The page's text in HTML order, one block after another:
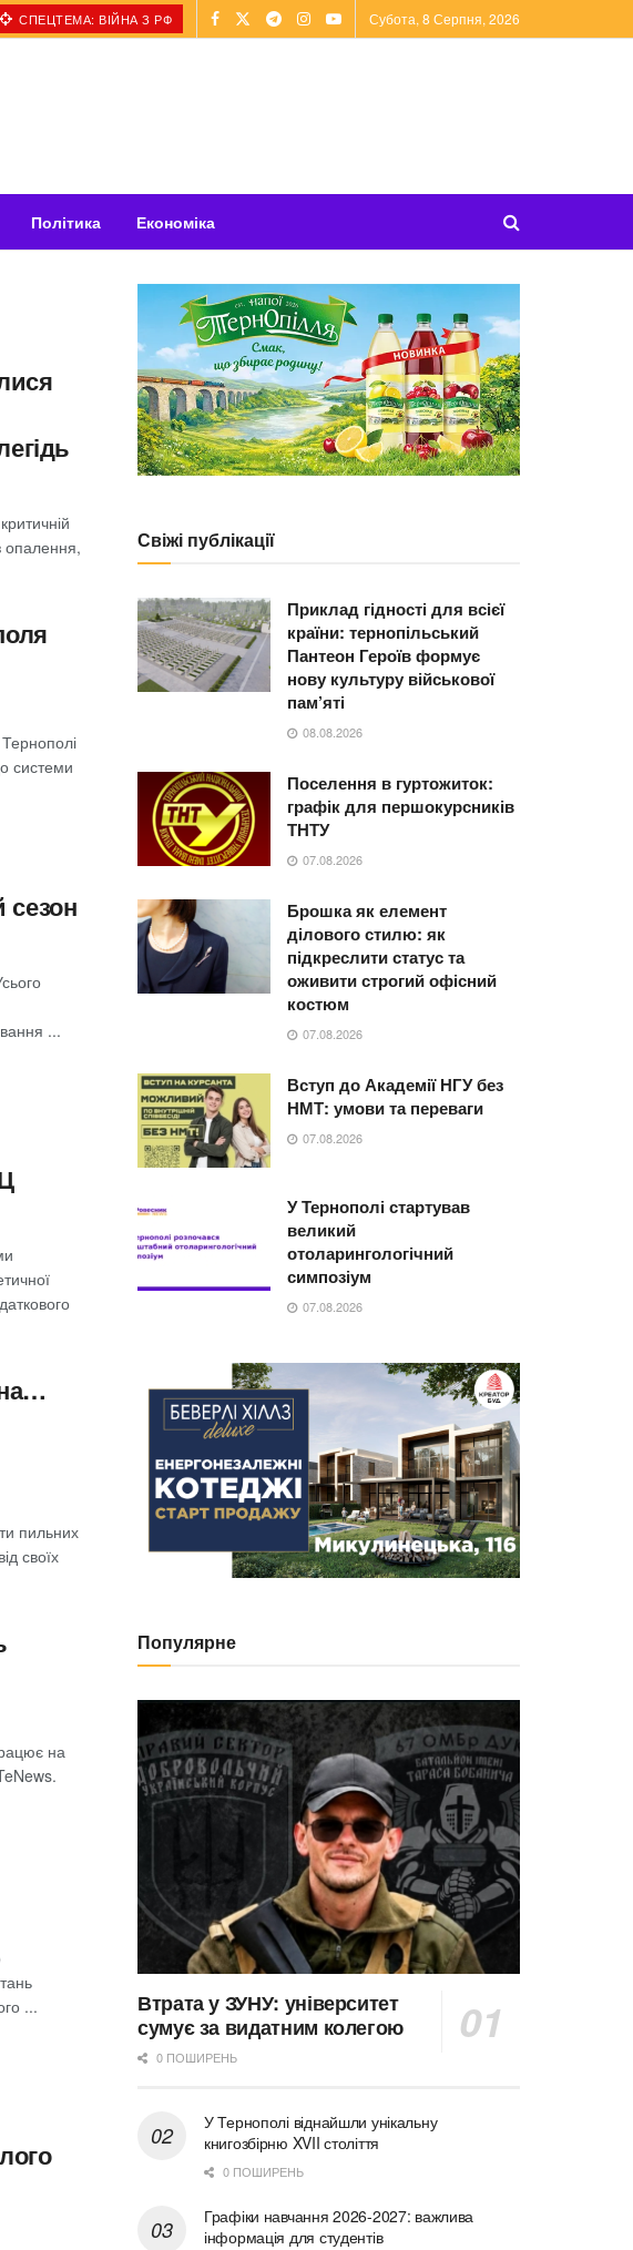
СПЕЦТЕМА: ВІЙНА З РФ Субота, 8 Серпня, 2026
Політика Економіка
опалення,
системи
сезон
...
пильних
своїх
на
...
Свіжі публікації
Приклад гідності для всієї
країни: тернопільський
Пантеон Героїв формує
нову культуру військової
пам’яті
08.08.2026
Поселення в гуртожиток:
графік для першокурсників
ТНТУ
07.08.2026
Брошка як елемент
ділового стилю: як
підкреслити статус та
оживити строгий офісний
костюм
07.08.2026
Вступ до Академії НГУ без
НМТ: умови та переваги
07.08.2026
У Тернополі стартував
великий
отоларингологічний
симпозіум
07.08.2026
Популярне
Втрата у ЗУНУ: університет
сумує за видатним колегою
0 ПОШИРЕНЬ
У Тернополі віднайшли унікальну
книгозбірню XVII століття
0 ПОШИРЕНЬ
Графіки навчання 2026-2027: важлива
інформація для студентів